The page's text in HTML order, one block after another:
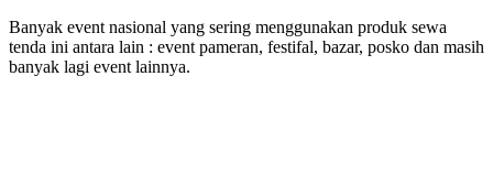
Banyak event nasional yang sering menggunakan produk sewa
tenda ini antara lain : event pameran, festifal, bazar, posko dan masih
banyak lagi event lainnya.